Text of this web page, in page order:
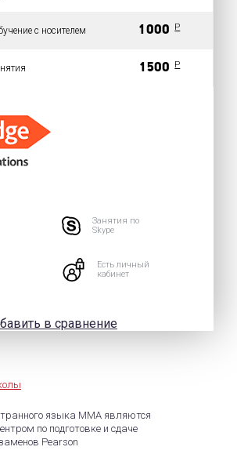
с носителем 1 000 P
1 500 P
Занятия по
Skype
Есть личный
кабинет
в сравнение
языка ММА являются
по подготовке и сдаче
Pearson